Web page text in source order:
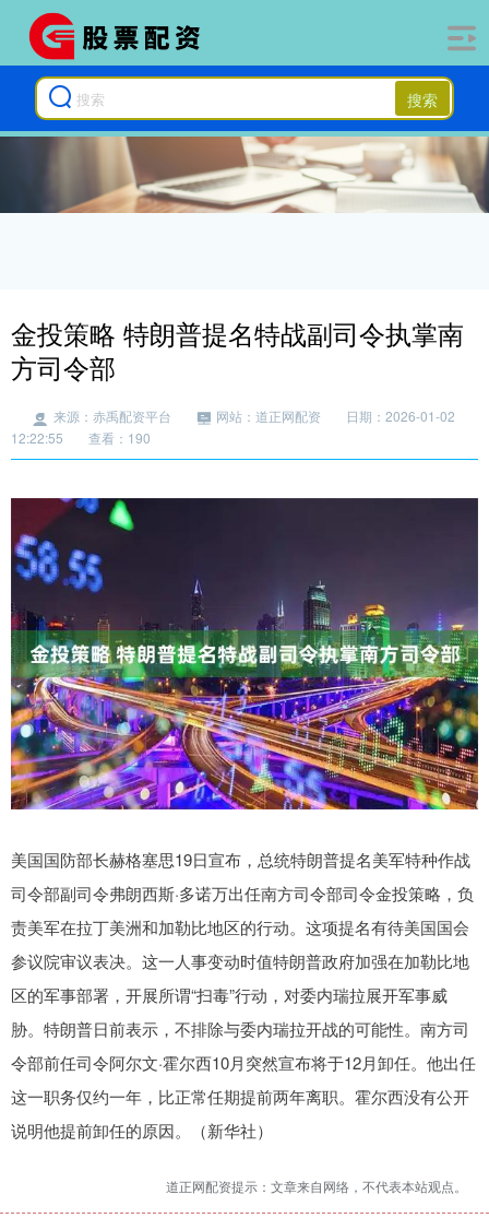
搜索
金投策略 特朗普提名特战副司令执掌南
方司令部
来源：赤禹配资平台 网站：道正网配资
日期：2026-01-02
12:22:55
查看：190
美国国防部长赫格塞思19日宣布，总统特朗普提名美军特种作战
司令部副司令弗朗西斯·多诺万出任南方司令部司令金投策略，负
责美军在拉丁美洲和加勒比地区的行动。这项提名有待美国国会
参议院审议表决。这一人事变动时值特朗普政府加强在加勒比地
区的军事部署，开展所谓“扫毒”行动，对委内瑞拉展开军事威
胁。特朗普日前表示，不排除与委内瑞拉开战的可能性。南方司
令部前任司令阿尔文·霍尔西10月突然宣布将于12月卸任。他出任
这一职务仅约一年，比正常任期提前两年离职。霍尔西没有公开
说明他提前卸任的原因。（新华社）
道正网配资提示：文章来自网络，不代表本站观点。